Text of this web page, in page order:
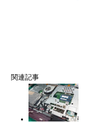
関連記事